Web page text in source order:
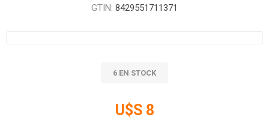
GTIN: 8429551711371
6 EN STOCK
U$S 8